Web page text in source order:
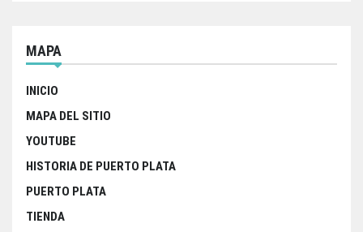
MAPA
INICIO
MAPA DEL SITIO
YOUTUBE
HISTORIA DE PUERTO PLATA
PUERTO PLATA
TIENDA